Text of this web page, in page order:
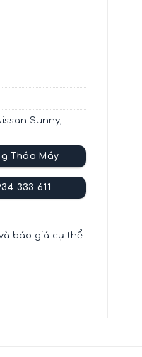
HÃNG 543033AW1A số
Sunny,
Tháo Máy
333 611
báo giá cụ thể